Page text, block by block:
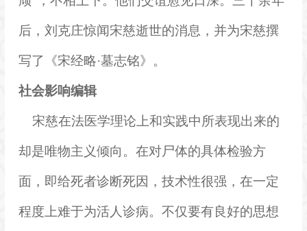
后，刘克庄惊闻宋慈逝世的消息，并为宋慈撰
写了《宋经略·墓志铭》。
社会影响编辑
宋慈在法医学理论上和实践中所表现出来的
却是唯物主义倾向。在对尸体的具体检验方
面，即给死者诊断死因，技术性很强，在一定
程度上难于为活人诊病。不仅要有良好的思想